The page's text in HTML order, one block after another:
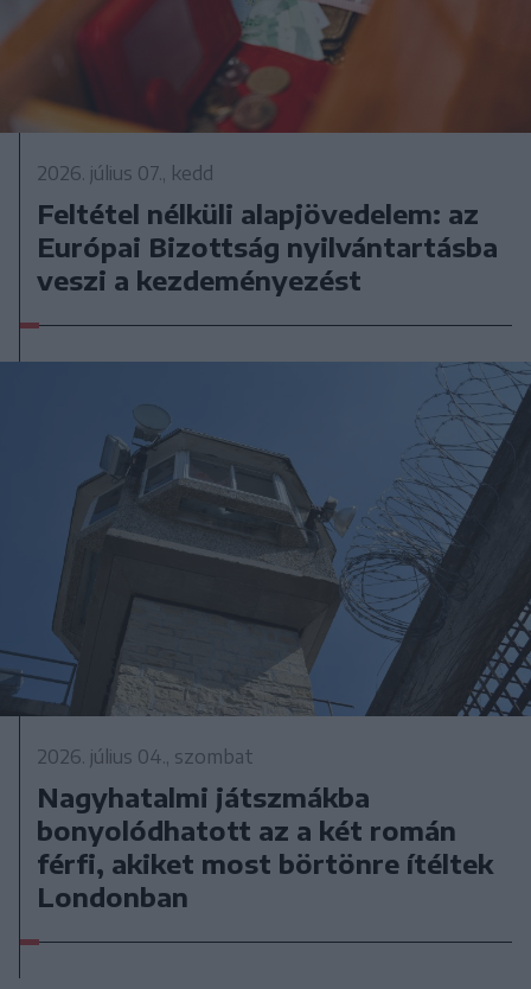
2026. július 07., kedd
Feltétel nélküli alapjövedelem: az
Európai Bizottság nyilvántartásba
veszi a kezdeményezést
2026. július 04., szombat
Nagyhatalmi játszmákba
bonyolódhatott az a két román
férfi, akiket most börtönre ítéltek
Londonban